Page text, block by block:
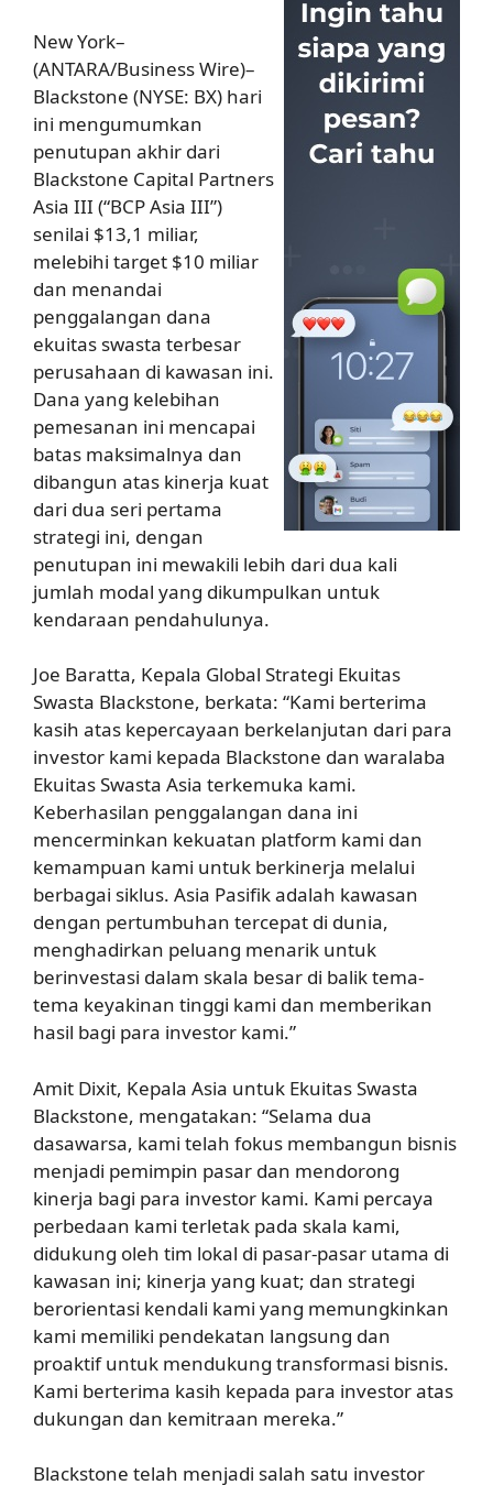
New York–
(ANTARA/Business Wire)–
Blackstone (NYSE: BX) hari
ini mengumumkan
penutupan akhir dari
Blackstone Capital Partners
Asia III (“BCP Asia III”)
senilai $13,1 miliar,
melebihi target $10 miliar
dan menandai
penggalangan dana
ekuitas swasta terbesar
perusahaan di kawasan ini.
Dana yang kelebihan
pemesanan ini mencapai
batas maksimalnya dan
dibangun atas kinerja kuat
dari dua seri pertama
strategi ini, dengan
penutupan ini mewakili lebih dari dua kali
jumlah modal yang dikumpulkan untuk
kendaraan pendahulunya.
Joe Baratta, Kepala Global Strategi Ekuitas
Swasta Blackstone, berkata: “Kami berterima
kasih atas kepercayaan berkelanjutan dari para
investor kami kepada Blackstone dan waralaba
Ekuitas Swasta Asia terkemuka kami.
Keberhasilan penggalangan dana ini
mencerminkan kekuatan platform kami dan
kemampuan kami untuk berkinerja melalui
berbagai siklus. Asia Pasifik adalah kawasan
dengan pertumbuhan tercepat di dunia,
menghadirkan peluang menarik untuk
berinvestasi dalam skala besar di balik tema-
tema keyakinan tinggi kami dan memberikan
hasil bagi para investor kami.”
Amit Dixit, Kepala Asia untuk Ekuitas Swasta
Blackstone, mengatakan: “Selama dua
dasawarsa, kami telah fokus membangun bisnis
menjadi pemimpin pasar dan mendorong
kinerja bagi para investor kami. Kami percaya
perbedaan kami terletak pada skala kami,
didukung oleh tim lokal di pasar-pasar utama di
kawasan ini; kinerja yang kuat; dan strategi
berorientasi kendali kami yang memungkinkan
kami memiliki pendekatan langsung dan
proaktif untuk mendukung transformasi bisnis.
Kami berterima kasih kepada para investor atas
dukungan dan kemitraan mereka.”
Blackstone telah menjadi salah satu investor